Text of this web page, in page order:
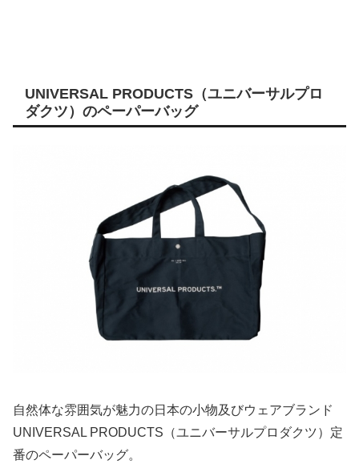
UNIVERSAL PRODUCTS（ユニバーサルプロ
ダクツ）のペーパーバッグ
自然体な雰囲気が魅力の日本の小物及びウェアブランド
UNIVERSAL PRODUCTS（ユニバーサルプロダクツ）定
番のペーパーバッグ。